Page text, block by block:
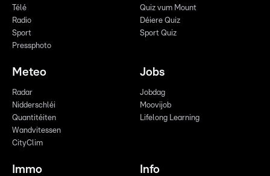
Télé
Radio
Sport
Pressphoto
Quiz vum Mount
Déiere Quiz
Sport Quiz
Meteo
Radar
Nidderschléi
Quantitéiten
Wandvitessen
CityClim
Jobs
Jobdag
Moovijob
Lifelong Learning
Immo Info